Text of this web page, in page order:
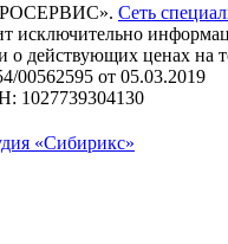
Сеть
исключительно
действующих ценах на
00562595 от 05.03.2019
1027739304130
«Сибирикс»